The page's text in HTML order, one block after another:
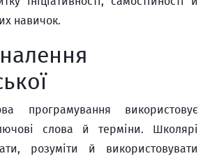
навичок.
програмування використовує
слова й терміни. Школярі
розуміти й використовувати